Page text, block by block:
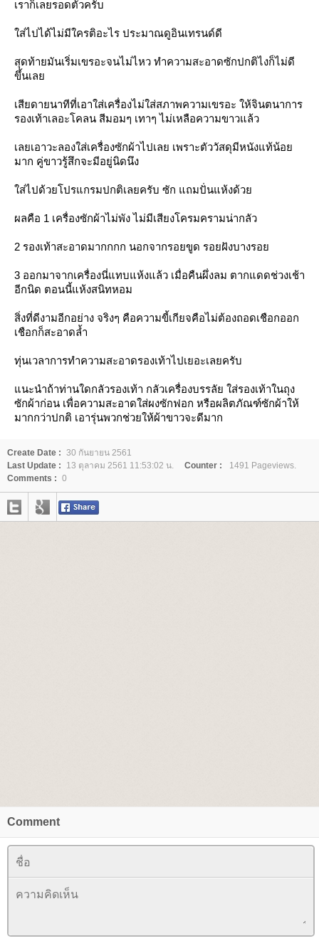
เราก็เลยรอดตัวครับ
ส่ไปได้ไม่มีใครติอะไร ประมาณดูอินเทรนด์ดี
สุดท้ายมันเริ่มเขรอะจนไม่ไหว ทำความสะอาดซักปกติไงก็ไม่ด
ขึ้นเล
เสียดายนาทีที่เอาใส่เครื่องไม่ใส่สภาพความเขรอะ ให้จินตนาการ
รองเท้าเลอะโคลน สีมอมๆ เทาๆ ไม่เหลือความขาวแล้ว
เลยเอาวะลองใส่เครื่องซักผ้าไปเลย เพราะตัววัสดุมีหนังแท้น้อ
มาก คู่ขาวรู้สึกจะมีอยู่นิดนึง
ส่ไปด้วยโปรแกรมปกติเลยครับ ซัก แถมปั่นแห้งด้ว
ผลคือ 1 เครื่องซักผ้าไม่พัง ไม่มีเสียงโครมครามน่ากลัว
2 รองเท้าสะอาดมากกกก นอกจากรอยขูด รอยฝังบางรอ
3 ออกมาจากเครื่องนี่แทบแห้งล้ว เมื่อคืนผึ่งลม ตากแดดช่วงเช้า
อีกนิด ตอนนี้แห้งสนิทหอม
สิ่งที่ดีงามอีกอย่าง จริงๆ คือความขี้เกียจคือไม่ต้องถอดเชือกออก
เชือกก็สะอาดล้ำ
ทุ่นเวลาการทำความสะอาดรองเท้าไปเยอะเลยครับ
นะนำถ้าท่านใดกลัวรองเท้า กลัวเครื่องบรรลัย ใส่รองเท้าในถุง
ซักผ้าก่อน เพื่อความสะอาดใส่ผงซักฟอก หรือผลิตภัณฑ์ซักผ้าให้
มากกว่าปกติ เอารุ่นพวกช่วยให้ผ้าขาวจะดีมาก
Create Date : 30 กันยายน 2561
Last Update :
13 ตุลาคม 2561 11:53:02 น. Counter :
1491 Pageviews.
Comments : 0
Comment